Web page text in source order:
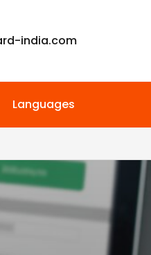
india.com
Languages